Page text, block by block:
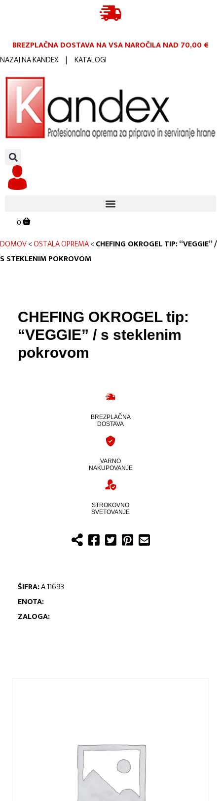
BREZPLAČNA DOSTAVA NA VSA NAROČILANAD 70,00 €
NAZAJ NA KANDEX | KATALOGI
0
DOMOV<OSTALA OPREMA<CHEFING OKROGEL TIP: “VEGGIE” /
S STEKLENIM POKROVOM
CHEFING OKROGEL tip:
“VEGGIE” / s steklenim
pokrovom
BREZPLAČNA
DOSTAVA
VARNO
NAKUPOVANJE
STROKOVNO
SVETOVANJE
ŠIFRA:A 11693
ENOTA:
ZALOGA: